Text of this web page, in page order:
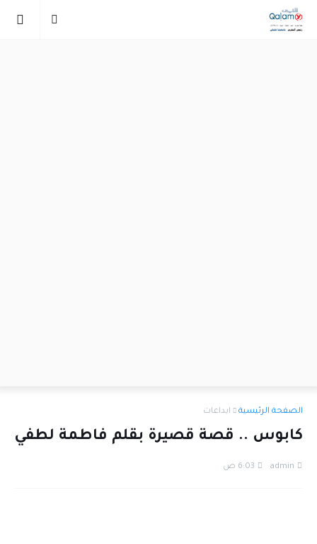
الصفحة الرئيسية ابداعات
كابوس .. قصة قصيرة بقلم فاطمة لطفي
admin 6:03 ص